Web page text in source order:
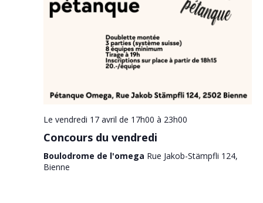
Le vendredi 17 avril de 17h00 à 23h00
Concours du vendredi
Boulodrome de l'omega Rue Jakob-Stämpfli 124,
Bienne